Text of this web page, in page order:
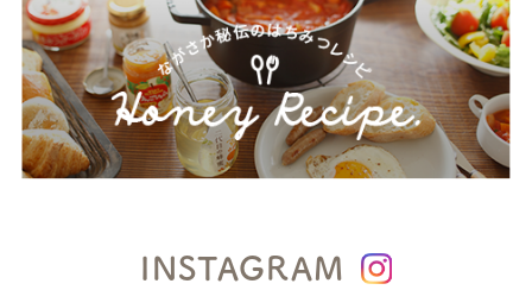
INSTAGRAM